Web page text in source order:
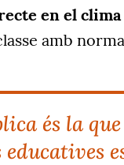
en el clima
amb
és la
educatives